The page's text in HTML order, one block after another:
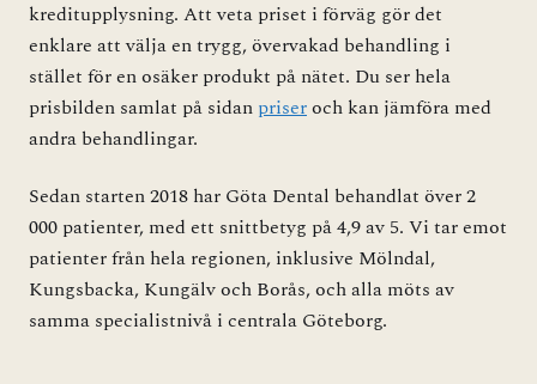
kreditupplysning. Att veta priset i förväg gör det
enklare att välja en trygg, övervakad behandling i
stället för en osäker produkt på nätet. Du ser hela
prisbilden samlat på sidan priseroch kan jämföra med
andra behandlingar.
Sedan starten 2018 har Göta Dental behandlat över 2
000 patienter, med ett snittbetyg på 4,9 av 5. Vi tar emot
patienter från hela regionen, inklusive Mölndal,
Kungsbacka, Kungälv och Borås, och alla möts av
samma specialistnivå i centrala Göteborg.